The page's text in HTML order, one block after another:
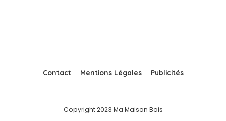
Contact Mentions Légales Publicités
Copyright 2023 Ma Maison Bois